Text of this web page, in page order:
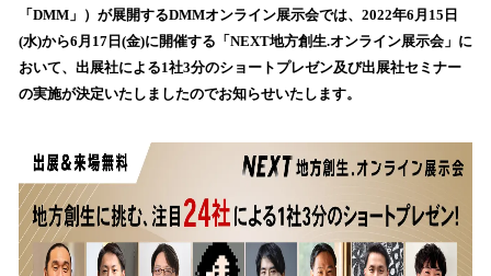
数
を
読
み
込
中
で
す
「DMM」）が展開するDMMオンライン展示会では、2022年6月15日
(水)から6月17日(金)に開催する「NEXT地方創生.オンライン展示会」に
おいて、出展社による1社3分のショートプレゼン及び出展社セミナー
の実施が決定いたしましたのでお知らせいたします。